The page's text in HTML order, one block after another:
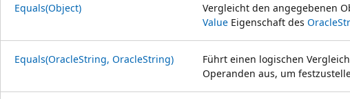
Equals(Object)
Vergleicht den angegebenen
Value Eigenschaft des
Equals(OracleString, OracleString) Führt einen logischen
Operanden aus, um